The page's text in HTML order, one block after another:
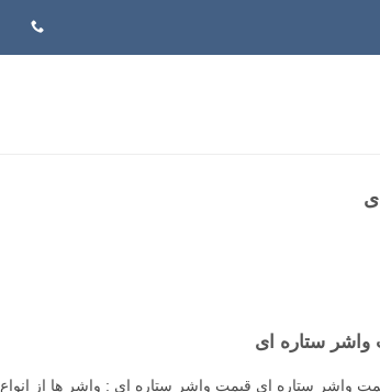
واشر ستاره ای